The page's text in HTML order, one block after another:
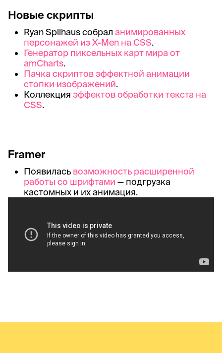
Новые скрипты
Ryan Spilhaus собрал анимированных
персонажей из X-Men на CSS.
Генератор пиксельных карт мира от
amCharts.
Пачка скриптов эффектной анимации
стопки изображений.
Коллекция эффектов обработки текста на
CSS.
Framer
Появилась возможность расширенной
работы со шрифтами — подгрузка
кастомных и их анимация.